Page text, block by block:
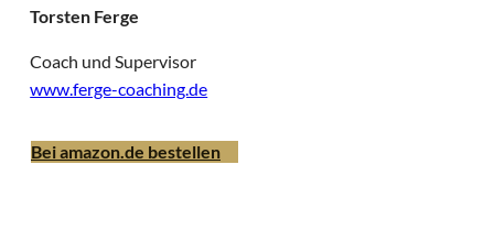
Torsten Ferge
Coach und Supervisor
www.ferge-coaching.de
Bei amazon.de bestellen